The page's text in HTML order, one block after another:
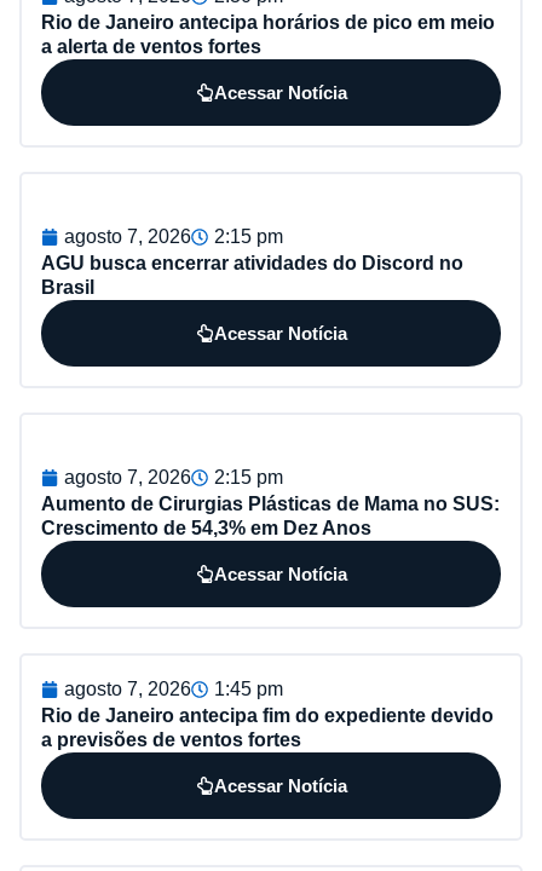
Rio de Janeiro antecipa horários de pico em meio
a alerta de ventos fortes
Acessar Notícia
agosto 7, 2026
2:15 pm
AGU busca encerrar atividades do Discord no
Brasil
Acessar Notícia
agosto 7, 2026
2:15 pm
Aumento de Cirurgias Plásticas de Mama no SUS:
Crescimento de 54,3% em Dez Anos
Acessar Notícia
agosto 7, 2026
1:45 pm
Rio de Janeiro antecipa fim do expediente devido
a previsões de ventos fortes
Acessar Notícia